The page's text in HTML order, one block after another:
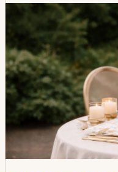
anstatt bloß gestylt zu
Dekorationsideen durch